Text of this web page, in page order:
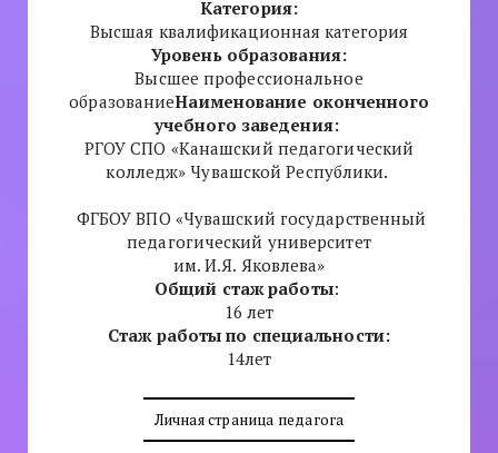
Категория:
Высшая квалификационная категория
Уровень образования:
Высшее профессиональное
образованиеНаименование оконченного
учебного заведения:
РГОУ СПО «Канашский педагогический
колледж» Чувашской Республики.
ФГБОУ ВПО «Чувашский государственный
педагогический университет
им. И.Я. Яковлева»
Общий стаж работы:
16 лет
Стаж работы по специальности:
14лет
Личная страница педагога